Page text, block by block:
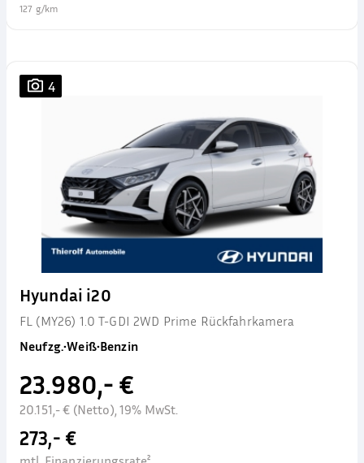
127 g/km
4
Hyundai i20
FL (MY26) 1.0 T-GDI 2WD Prime Rückfahrkamera
Neufzg.•Weiß•Benzin
23.980,- €
20.151,- € (Netto), 19% MwSt.
273,- €